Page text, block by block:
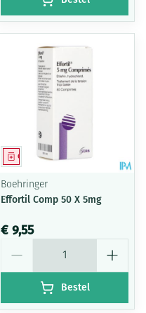
Geneesmiddel
Boehringer
Effortil Comp 50 X 5mg
€ 9,55
Bestel